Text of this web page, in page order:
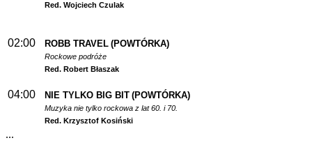
Red. Wojciech Czulak
02:00 ROBB TRAVEL (POWTÓRKA)
Rockowe podróże
Red. Robert Błaszak
04:00 NIE TYLKO BIG BIT (POWTÓRKA)
Muzyka nie tylko rockowa z lat 60. i 70.
Red. Krzysztof Kosiński
...